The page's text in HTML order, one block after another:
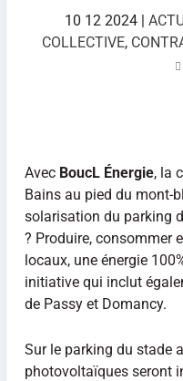
10 12 2024|
COLLECTIVE,
Avec BoucL Énergie, la
Bains au pied du mont-
solarisation du parking
? Produire, consommer
locaux, une énergie
initiative qui inclut
de Passy et Domancy.
Sur le parking du stade
photovoltaïques seront